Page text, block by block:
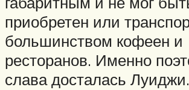
приобретен или
большинством кофеен и
ресторанов. Именно
слава досталась Луиджи.